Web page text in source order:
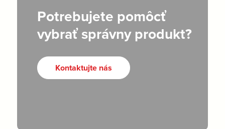
Potrebujete pomôcť
vybrať správny produkt?
Kontaktujte nás